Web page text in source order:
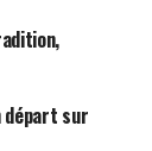
départ sur